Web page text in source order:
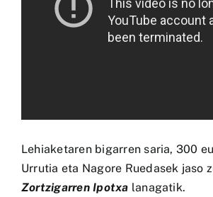
Lehiaketaren bigarren saria, 300
Urrutia eta Nagore Ruedasek jaso
Zortzigarren Ipotxa lanagatik.